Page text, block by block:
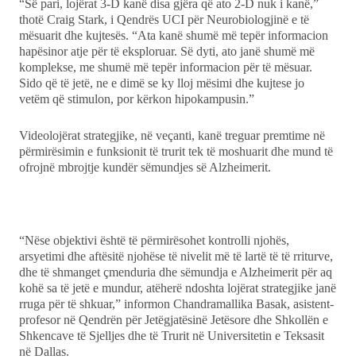
“Së pari, lojërat 3-D kanë disa gjëra që ato 2-D nuk i kanë,”
thotë Craig Stark, i Qendrës UCI për Neurobiologjinë e të
mësuarit dhe kujtesës. “Ata kanë shumë më tepër informacion
hapësinor atje për të eksploruar. Së dyti, ato janë shumë më
komplekse, me shumë më tepër informacion për të mësuar.
Sido që të jetë, ne e dimë se ky lloj mësimi dhe kujtese jo
vetëm që stimulon, por kërkon hipokampusin.”
Videolojërat strategjike, në veçanti, kanë treguar premtime në
përmirësimin e funksionit të trurit tek të moshuarit dhe mund të
ofrojnë mbrojtje kundër sëmundjes së Alzheimerit.
“Nëse objektivi është të përmirësohet kontrolli njohës,
arsyetimi dhe aftësitë njohëse të nivelit më të lartë të të rriturve,
dhe të shmanget çmenduria dhe sëmundja e Alzheimerit për aq
kohë sa të jetë e mundur, atëherë ndoshta lojërat strategjike janë
rruga për të shkuar,” informon Chandramallika Basak, asistent-
profesor në Qendrën për Jetëgjatësinë Jetësore dhe Shkollën e
Shkencave të Sjelljes dhe të Trurit në Universitetin e Teksasit
në Dallas.